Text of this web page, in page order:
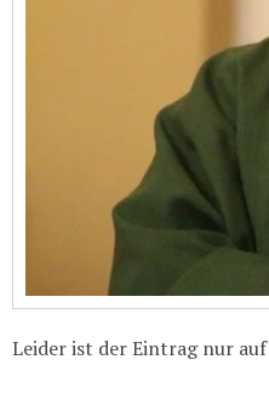
Leider ist der Eintrag nur auf